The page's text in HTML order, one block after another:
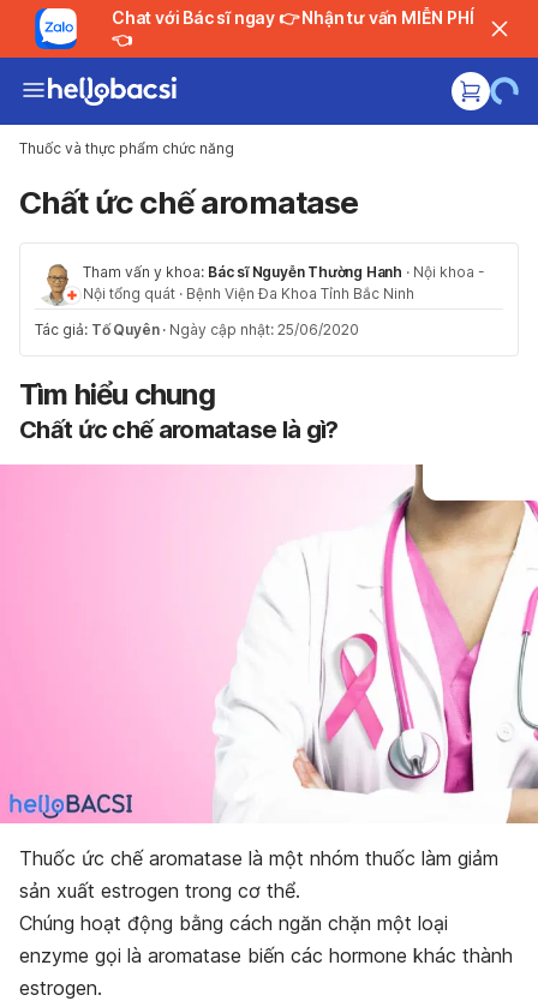
Chat với Bác sĩ ngay 👉 Nhận tư vấn MIỄN PHÍ
👈
Thuốc và thực phẩm chức năng
Chất ức chế aromatase
Tham vấn y khoa: Bác sĩ Nguyễn Thường Hanh · Nội khoa -
Nội tổng quát · Bệnh Viện Đa Khoa Tỉnh Bắc Ninh
Tác giả: Tố Quyên · Ngày cập nhật: 25/06/2020
Tìm hiểu chung
Chất ức chế aromatase là gì?
Thuốc ức chế aromatase là một nhóm thuốc làm giảm
sản xuất estrogen trong cơ thể.
Chúng hoạt động bằng cách ngăn chặn một loại
enzyme gọi là aromatase biến các hormone khác thành
estrogen.